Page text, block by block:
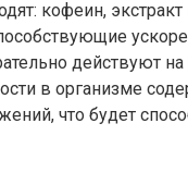
кофеин,
действуют
в организме
что будет